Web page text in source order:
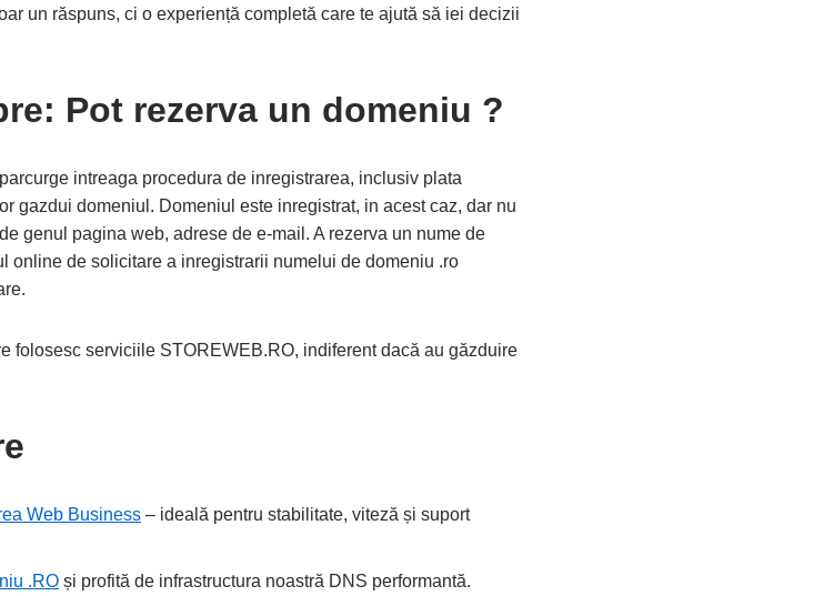
un răspuns, ci o experiență completă care te ajută să iei decizii
Pot rezerva un domeniu ?
intreaga procedura de inregistrarea, inclusiv plata
gazdui domeniul. Domeniul este inregistrat, in acest caz, dar nu
genul pagina web, adrese de e-mail. A rezerva un nume de
online de solicitare a inregistrarii numelui de domeniu .ro
folosesc serviciile STOREWEB.RO, indiferent dacă au găzduire
Web Business – ideală pentru stabilitate, viteză și suport
.RO și profită de infrastructura noastră DNS performantă.